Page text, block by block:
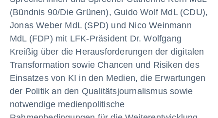
(Bündnis 90/Die Grünen), Guido Wolf MdL (CDU),
Jonas Weber MdL (SPD) und Nico Weinmann
MdL (FDP) mit LFK-Präsident Dr. Wolfgang
Kreißig über die Herausforderungen der digitalen
Transformation sowie Chancen und Risiken des
Einsatzes von KI in den Medien, die Erwartungen
der Politik an den Qualitätsjournalismus sowie
notwendige medienpolitische